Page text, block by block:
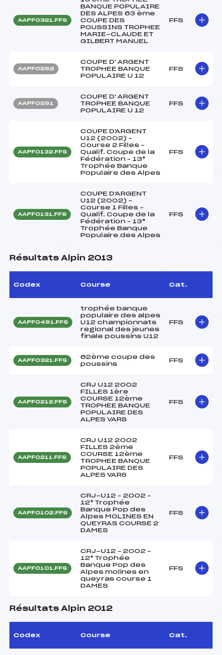
AAPF0321.FFS
BANQUE POPULAIRE
DES ALPES 63 ème
COUPE DES
POUSSINS TROPHEE
MARIE-CLAUDE ET
GILBERT MANUEL
FFS
AAPF0292
COUPE D' ARGENT
TROPHEE BANQUE
POPULAIRE U 12
FFS
AAPF0291
COUPE D' ARGENT
TROPHEE BANQUE
POPULAIRE U 12
FFS
AAPF0132.FFS
COUPE D'ARGENT
U12 (2002) –
Course 2 Filles –
Qualif. Coupe de la
Fédération – 13°
Trophée Banque
Populaire des Alpes
FFS
AAPF0131.FFS
COUPE D'ARGENT
U12 (2002) –
Course 1 Filles –
Qualif. Coupe de la
Fédération – 13°
Trophée Banque
Populaire des Alpes
FFS
Résultats Alpin 2013
Codex Course Cat.
AAPF0491.FFS
trophée banque
populaire des alpes
U12 championnats
regional des jeunes
finale poussins U12
FFS
AAPF0321.FFS
62ème coupe des
poussins
FFS
AAPF0212.FFS
CRJ U12 2002
FILLES 1ère
COURSE 12ème
TROPHEE BANQUE
POPULAIRE DES
ALPES VARS
FFS
AAPF0211.FFS
CRJ U12 2002
FILLES 2ème
COURSE 12ème
TROPHEE BANQUE
POPULAIRE DES
ALPES VARS
FFS
AAPF0102.FFS
CRJ-U12 – 2002 –
12° Trophée
Banque Pop des
Alpes MOLINES EN
QUEYRAS COURSE 2
DAMES
FFS
AAPF0101.FFS
CRJ-U12 – 2002 –
12° Trophée
Banque Pop des
Alpes molines en
queyras course 1
DAMES
FFS
Résultats Alpin 2012
Codex Course Cat.